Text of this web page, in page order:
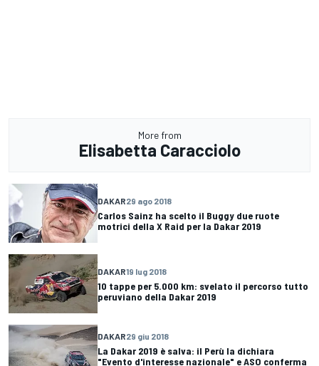
More from
Elisabetta Caracciolo
DAKAR29 ago 2018
Carlos Sainz ha scelto il Buggy due ruote
motrici della X Raid per la Dakar 2019
DAKAR19 lug 2018
10 tappe per 5.000 km: svelato il percorso tutto
peruviano della Dakar 2019
DAKAR29 giu 2018
La Dakar 2019 è salva: il Perù la dichiara
"Evento d'interesse nazionale" e ASO conferma